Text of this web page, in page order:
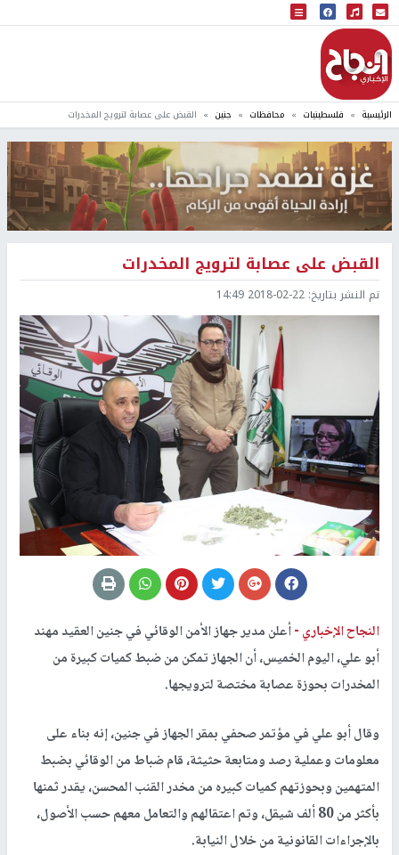
البث المباشر
إذاعة النجاح
الرئيسية فلسطينيات محافظات جنين القبض على عصابة لترويج المخدرات
القبض على عصابة لترويج المخدرات
تم النشر بتاريخ: 2018-02-22 14:49
النجاح الإخباري -أعلن مدير جهاز الأمن الوقائي في جنين العقيد مهند
أبو علي، اليوم الخميس، أن الجهاز تمكن من ضبط كميات كبيرة من
المخدرات بحوزة عصابة مختصة لترويجها.
وقال أبو علي في مؤتمر صحفي بمقر الجهاز في جنين، إنه بناء على
معلومات وعملية رصد ومتابعة حثيثة، قام ضباط من الوقائي بضبط
المتهمين وبحوزتهم كميات كبيره من مخدر القنب المحسن، يقدر ثمنها
بأكثر من 80 ألف شيقل، وتم اعتقالهم والتعامل معهم حسب الأصول،
بالإجراءات القانونية من خلال النيابة.